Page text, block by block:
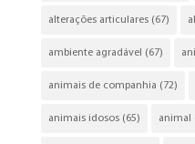
alterações articulares(67)
ambiente agradável (67)
animais de companhia (72)
animais idosos(65) animal